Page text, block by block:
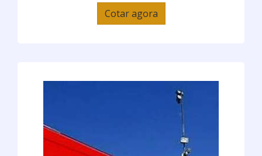
Cotar agora